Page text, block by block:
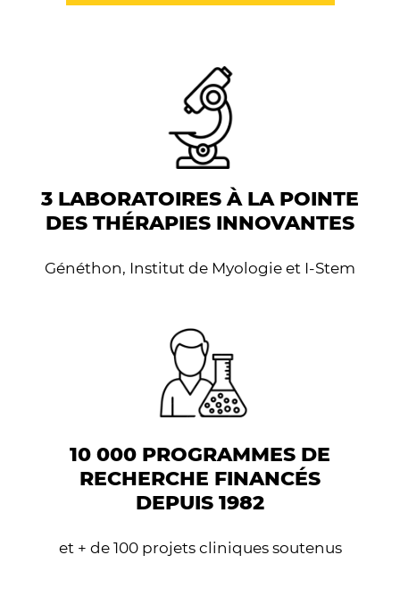
3 LABORATOIRES À LA POINTE
DES THÉRAPIES INNOVANTES
Généthon, Institut de Myologie et I-Stem
10 000 PROGRAMMES DE
RECHERCHE FINANCÉS
DEPUIS 1982
et + de 100 projets cliniques soutenus